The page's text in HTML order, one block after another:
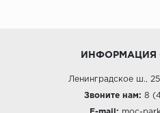
ИНФОРМАЦИЯ
Ленинградское ш.,
Звоните нам: 8